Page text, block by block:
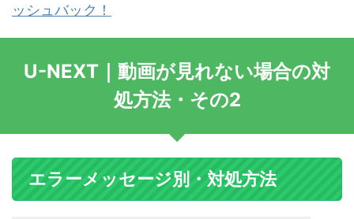
ッシュバック！
U-NEXT｜動画が見れない場合の対
処方法・その2
エラーメッセージ別・対処方法